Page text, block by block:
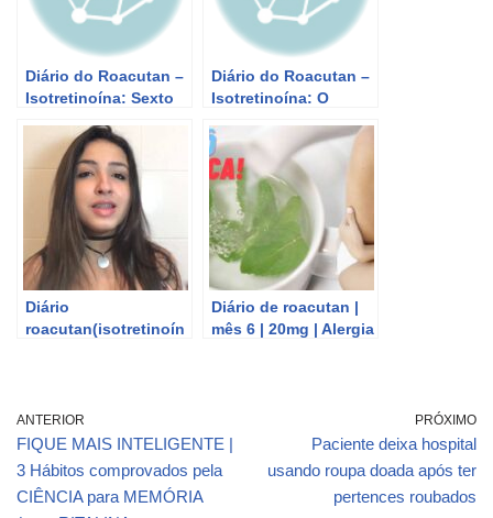
Diário do Roacutan –
Isotretinoína: Sexto
tratamento! | Polly
Monique
Diário do Roacutan –
Isotretinoína: O
Monique
Diário
roacutan(isotretinoín
Diário de roacutan |
mês 6 | 20mg | Alergia
ANTERIOR
FIQUE MAIS INTELIGENTE |
3 Hábitos comprovados pela
CIÊNCIA para MEMÓRIA
PRÓXIMO
Paciente deixa hospital
usando roupa doada após ter
pertences roubados